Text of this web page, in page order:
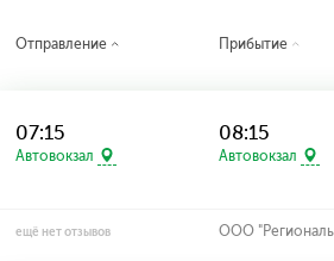
Отправление Прибытие
07:15
Автовокзал
08:15
Автовокзал
ещё нет отзывов ООО